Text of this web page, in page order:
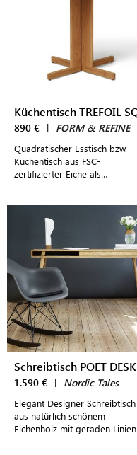
890 € | FORM & REFINE
Quadratischer Esstisch bzw.
Küchentisch aus FSC-
zertifizierter Eiche als
Schreibtisch POET DESK
1.590 € | Nordic Tales
Elegant Designer Schreibtisch
aus natürlich schönem
Eichenholz mit geraden Linien